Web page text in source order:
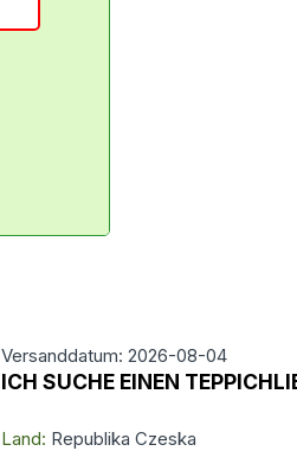
Versanddatum: 2026-08-04
ICH SUCHE EINEN
Land: Republika Czeska